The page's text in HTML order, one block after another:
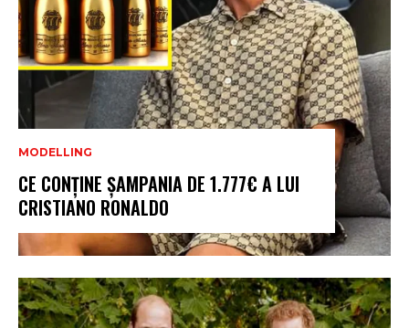
MODELLING
CE CONȚINE ȘAMPANIA DE 1.777€ A LUI
CRISTIANO RONALDO